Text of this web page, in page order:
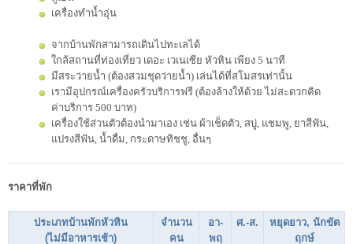
เครื่องทำน้ำอุ่น
จากบ้านพักสามารถเดินไปทะเลได้
ใกล้สถานที่ท่องเที่ยว เดอะ เวเนเซีย หัวหิน เพียง 5 นาที
มีสระว่ายน้ำ (ต้องสวมชุดว่ายน้ำ) เล่นได้ที่สโมสรเท่านั้น
เรามีอุปกรณ์เครื่องครัวบริการฟรี (ต้องล้างให้ด้วย ไม่สะดวกคิด
ค่าบริการ 500 บาท)
เครื่องใช้ส่วนตัวต้องนำมาเอง เช่น ผ้าเช็ดตัว, สบู่, แชมพู, ยาสีฟัน,
แปรงสีฟัน, น้ำดื่ม, กระดาษทิชชู, อื่นๆ
ราคาที่พัก
ประเภทบ้านพักหัวหิน
(ไม่มีอาหารเช้า)
จำนวน
คน
อา-
พฤ
ศ.-ส.
หยุดยาว, นักขัต
ฤกษ์